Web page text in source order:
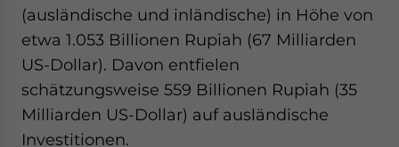
(ausländische und inländische) in Höhe von
etwa 1.053 Billionen Rupiah (67 Milliarden
US-Dollar). Davon entfielen
schätzungsweise 559 Billionen Rupiah (35
Milliarden US-Dollar) auf ausländische
Investitionen.